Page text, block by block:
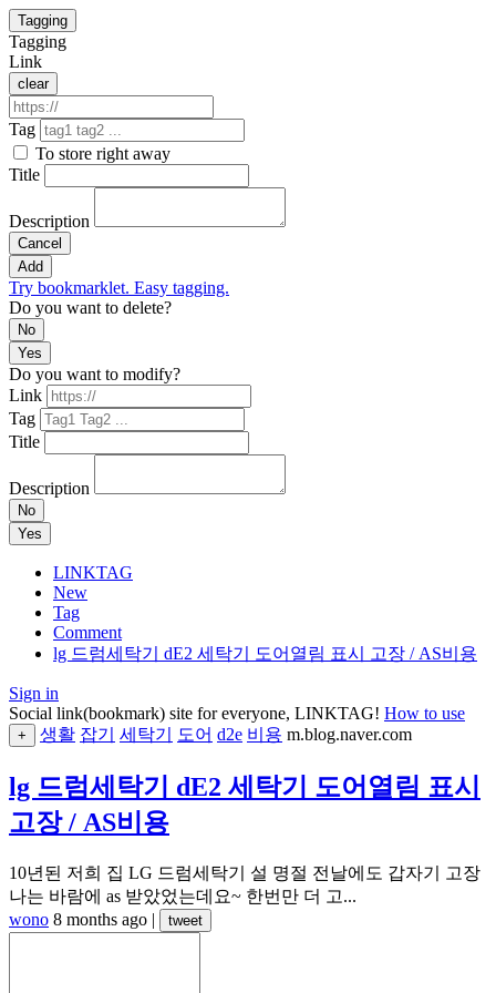
Tagging
Tagging
Link
clear
Tag
To store right away
Title
Description
Cancel
Add
Try bookmarklet. Easy tagging.
Do you want to delete?
No
Yes
Do you want to modify?
Link
Tag
Title
Description
No
Yes
LINKTAG
New
Tag
Comment
lg 드럼세탁기 dE2 세탁기 도어열림 표시 고장 / AS비용
Sign in
Social link(bookmark) site for everyone, LINKTAG! How to use
+ 생활 잡기 세탁기 도어 d2e 비용 m.blog.naver.com
lg 드럼세탁기 dE2 세탁기 도어열림 표시
고장 / AS비용
10년된 저희 집 LG 드럼세탁기 설 명절 전날에도 갑자기 고장
나는 바람에 as 받았었는데요~ 한번만 더 고...
wono 8 months ago | tweet